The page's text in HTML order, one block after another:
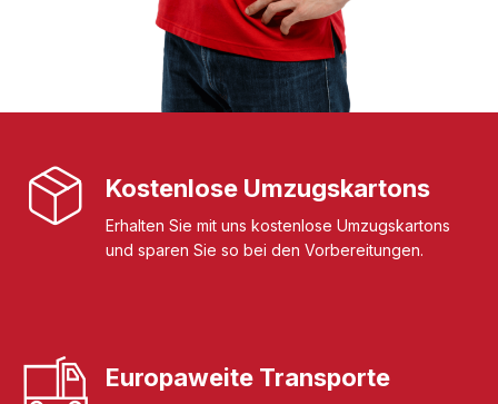
Kostenlose Umzugskartons
Erhalten Sie mit uns kostenlose Umzugskartons
und sparen Sie so bei den Vorbereitungen.
Europaweite Transporte